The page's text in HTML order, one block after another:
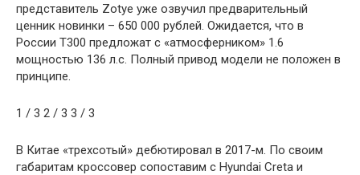
представитель Zotye уже озвучил предварительный
ценник новинки – 650 000 рублей. Ожидается, что в
России T300 предложат с «атмосферником» 1.6
мощностью 136 л.с. Полный привод модели не положен в
принципе.
1 / 3 2 / 3 3 / 3
В Китае «трехсотый» дебютировал в 2017-м. По своим
габаритам кроссовер сопоставим с Hyundai Creta и